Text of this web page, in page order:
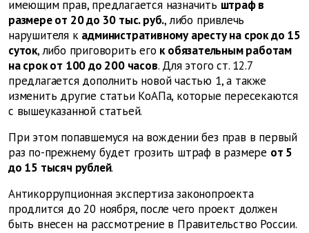
имеющим прав, предлагается назначить штраф в
размере от 20 до 30 тыс. руб., либо привлечь
нарушителя к административному аресту на срок до 15
суток, либо приговорить его к обязательным работам
на срок от 100 до 200 часов. Для этого ст. 12.7
предлагается дополнить новой частью 1, а также
изменить другие статьи КоАПа, которые пересекаются
с вышеуказанной статьей.
При этом попавшемуся на вождении без прав в первый
раз по-прежнему будет грозить штраф в размере от 5
до 15 тысяч рублей.
Антикоррупционная экспертиза законопроекта
продлится до 20 ноября, после чего проект должен
быть внесен на рассмотрение в Правительство России.